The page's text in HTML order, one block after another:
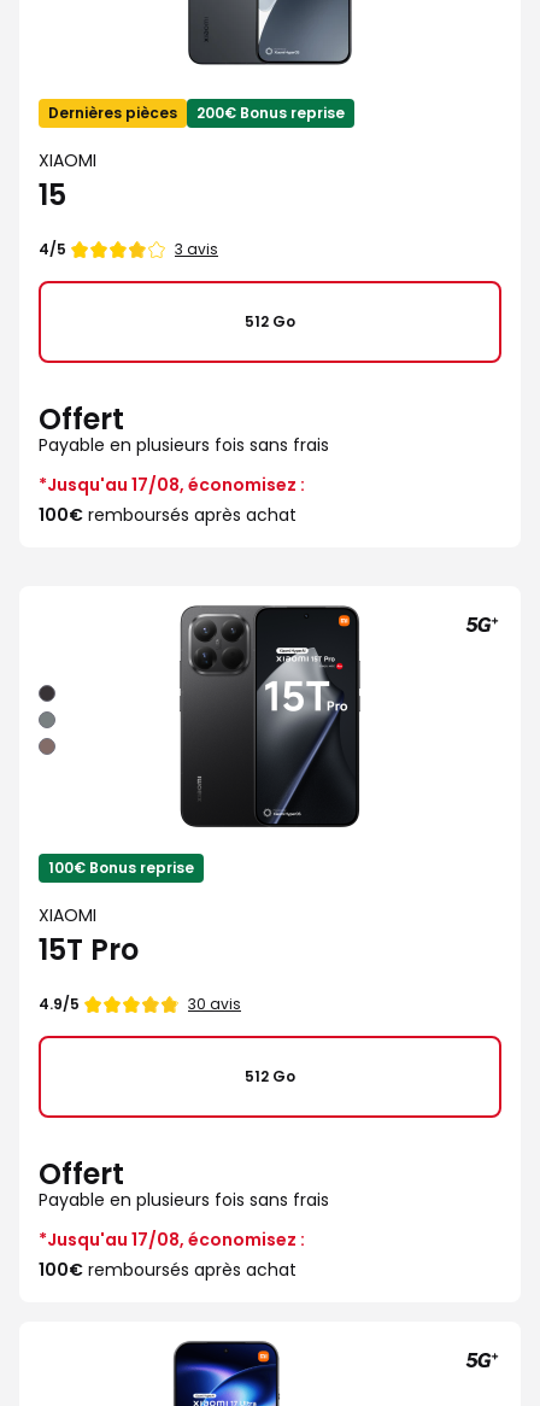
Dernières pièces 200€ Bonus reprise
XIAOMI
15
Note
4/5 3 avis
512 Go
Offert
Payable en plusieurs fois sans frais
*Jusqu'au 17/08, économisez :
100€ remboursés après achat
Noir
Moka
100€ Bonus reprise
XIAOMI
15T Pro
Note
4.9/5 30 avis
512 Go
Offert
Payable en plusieurs fois sans frais
*Jusqu'au 17/08, économisez :
100€ remboursés après achat